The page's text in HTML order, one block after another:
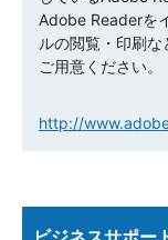
Adobe Readerを
ルの閲覧・印刷
ご用意ください。
http://